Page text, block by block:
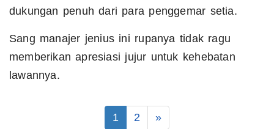
dukungan penuh dari para penggemar setia.
Sang manajer jenius ini rupanya tidak ragu
memberikan apresiasi jujur untuk kehebatan
lawannya.
1 2 »